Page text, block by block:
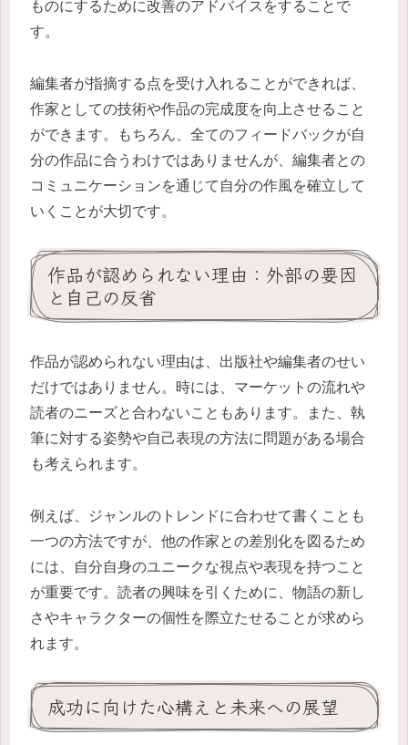
ものにするために改善のアドバイスをすることで
す。
編集者が指摘する点を受け入れることができれば、
作家としての技術や作品の完成度を向上させること
ができます。もちろん、全てのフィードバックが自
分の作品に合うわけではありませんが、編集者との
コミュニケーションを通じて自分の作風を確立して
いくことが大切です。
作品が認められない理由：外部の要因
と自己の反省
作品が認められない理由は、出版社や編集者のせい
だけではありません。時には、マーケットの流れや
読者のニーズと合わないこともあります。また、執
筆に対する姿勢や自己表現の方法に問題がある場合
も考えられます。
例えば、ジャンルのトレンドに合わせて書くことも
一つの方法ですが、他の作家との差別化を図るため
には、自分自身のユニークな視点や表現を持つこと
が重要です。読者の興味を引くために、物語の新し
さやキャラクターの個性を際立たせることが求めら
れます。
成功に向けた心構えと未来への展望